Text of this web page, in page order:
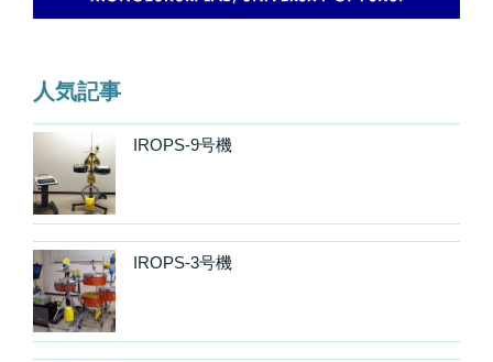
人気記事
IROPS-9号機
IROPS-3号機